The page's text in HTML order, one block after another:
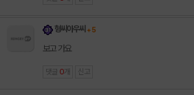
형씨아우씨 + 5
보고 가요
댓글 0 개 신고